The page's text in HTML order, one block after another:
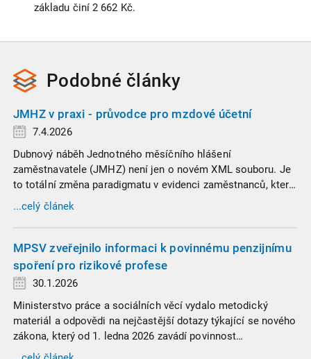
základu činí 2 662 Kč.
Podobné články
JMHZ v praxi - průvodce pro mzdové účetní
7.4.2026
Dubnový náběh Jednotného měsíčního hlášení
zaměstnavatele (JMHZ) není jen o novém XML souboru. Je
to totální změna paradigmatu v evidenci zaměstnanců, která
propojuje sociální správu, finanční úřady a úřady práce do
jednoho nekompromisního celku
...celý článek
MPSV zveřejnilo informaci k povinnému penzijnímu
spoření pro rizikové profese
30.1.2026
Ministerstvo práce a sociálních věcí vydalo metodický
materiál a odpovědi na nejčastější dotazy týkající se nového
zákona, který od 1. ledna 2026 zavádí povinnost
zaměstnavatelů přispívat na spoření na stáří zaměstnancům